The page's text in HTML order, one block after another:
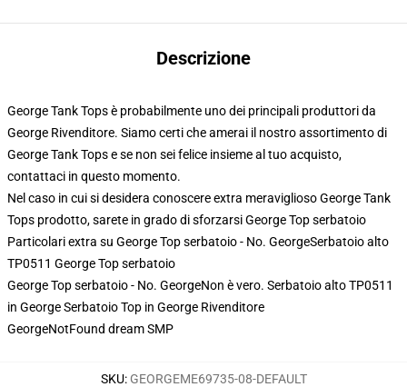
Descrizione
George Tank Tops è probabilmente uno dei principali produttori da
George Rivenditore. Siamo certi che amerai il nostro assortimento di
George Tank Tops e se non sei felice insieme al tuo acquisto,
contattaci in questo momento.
Nel caso in cui si desidera conoscere extra meraviglioso George Tank
Tops prodotto, sarete in grado di sforzarsiGeorge Top serbatoio
Particolari extra su George Top serbatoio - No. GeorgeSerbatoio alto
TP0511 George Top serbatoio
George Top serbatoio - No. GeorgeNon è vero. Serbatoio alto TP0511
in George Serbatoio Top in George Rivenditore
GeorgeNotFound dream SMP
SKU: GEORGEME69735-08-DEFAULT